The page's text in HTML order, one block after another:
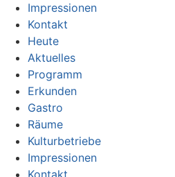
Impressionen
Kontakt
Heute
Aktuelles
Programm
Erkunden
Gastro
Räume
Kulturbetriebe
Impressionen
Kontakt